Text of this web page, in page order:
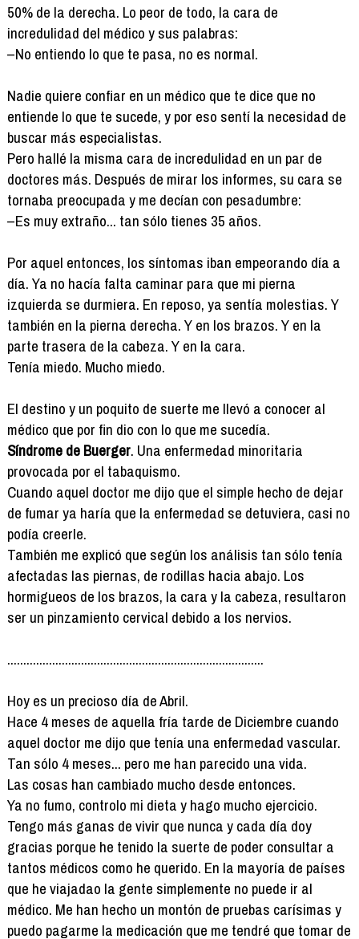
50% de la derecha. Lo peor de todo, la cara de
incredulidad del médico y sus palabras:
–No entiendo lo que te pasa, no es normal.
Nadie quiere confiar en un médico que te dice que no
entiende lo que te sucede, y por eso sentí la necesidad de
buscar más especialistas.
Pero hallé la misma cara de incredulidad en un par de
doctores más. Después de mirar los informes, su cara se
tornaba preocupada y me decían con pesadumbre:
–Es muy extraño... tan sólo tienes 35 años.
Por aquel entonces, los síntomas iban empeorando día a
día. Ya no hacía falta caminar para que mi pierna
izquierda se durmiera. En reposo, ya sentía molestias. Y
también en la pierna derecha. Y en los brazos. Y en la
parte trasera de la cabeza. Y en la cara.
Tenía miedo. Mucho miedo.
El destino y un poquito de suerte me llevó a conocer al
médico que por fin dio con lo que me sucedía.
Síndrome de Buerger. Una enfermedad minoritaria
provocada por el tabaquismo.
Cuando aquel doctor me dijo que el simple hecho de dejar
de fumar ya haría que la enfermedad se detuviera, casi no
podía creerle.
También me explicó que según los análisis tan sólo tenía
afectadas las piernas, de rodillas hacia abajo. Los
hormigueos de los brazos, la cara y la cabeza, resultaron
ser un pinzamiento cervical debido a los nervios.
................................................................................
Hoy es un precioso día de Abril.
Hace 4 meses de aquella fría tarde de Diciembre cuando
aquel doctor me dijo que tenía una enfermedad vascular.
Tan sólo 4 meses... pero me han parecido una vida.
Las cosas han cambiado mucho desde entonces.
Ya no fumo, controlo mi dieta y hago mucho ejercicio.
Tengo más ganas de vivir que nunca y cada día doy
gracias porque he tenido la suerte de poder consultar a
tantos médicos como he querido. En la mayoría de países
que he viajadao la gente simplemente no puede ir al
médico. Me han hecho un montón de pruebas carísimas y
puedo pagarme la medicación que me tendré que tomar de